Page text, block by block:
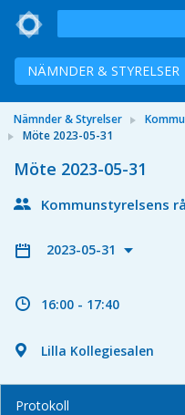
NÄMNDER & STYRELSER
Nämnder & Styrelser
Möte 2023-05-31
Möte 2023-05-31
Kommunstyrelsens
2023-05-31
16:00 - 17:40
Lilla Kollegiesalen
Protokoll